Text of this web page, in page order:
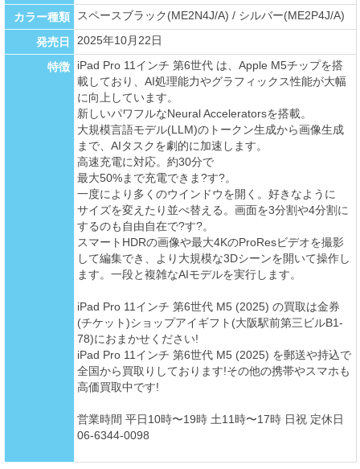
カラー種類 スペースブラック(ME2N4J/A) / シルバー(ME2P4J/A)
発売日 2025年10月22日
特徴
iPad Pro 11インチ 第6世代 は、Apple M5チップを搭
載しており、AI処理能力やグラフィックス性能が大幅
に向上しています。
新しいパワフルなNeural Acceleratorsを搭載。
大規模言語モデル(LLM)のトークン生成から画像生成
まで、AIタスクを劇的に加速します。
高速充電に対応。約30分で
最大50%まで充電できま?す?。
一度により多くのウインドウを開く。好きなように
サイズを変えたり並べ替える。画面を3分割や4分割に
するのも自由自在で?す?。
スマートHDRの画像や最大4KのProResビデオを撮影
して編集でき、より大規模な3Dシーンを開いて操作し
ます。一段と複雑なAIモデルを実行します。
iPad Pro 11インチ 第6世代 M5 (2025) の買取は金券
(チケット)ショップアイギフト(大阪駅前第三ビルB1-
78)におまかせください!
iPad Pro 11インチ 第6世代 M5 (2025) を郵送や持込で
全国から買取りしております!その他の携帯やスマホも
高価買取中です!
営業時間 平日10時〜19時 土11時〜17時 日祝 定休日
06-6344-0098